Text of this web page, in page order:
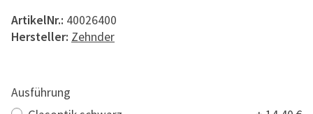
ArtikelNr.: 40026400
Hersteller: Zehnder
Ausführung